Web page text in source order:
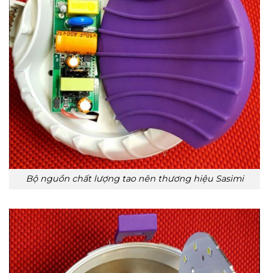
Bộ nguồn chất lượng tao nên thương hiệu Sasimi